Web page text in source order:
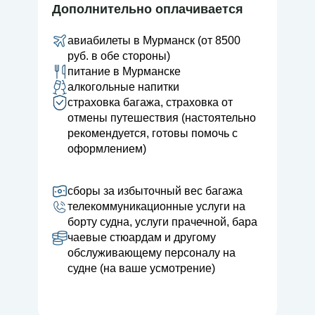
сборы за избыточный вес багажа
телекоммуникационные услуги на
борту судна, услуги прачечной, бара
чаевые стюардам и другому
обслуживающему персоналу на
судне (на ваше усмотрение)
авиабилеты в Мурманск (от 8500
руб. в обе стороны)
питание в Мурманске
алкогольные напитки
страховка багажа, страховка от
отмены путешествия (настоятельно
рекомендуется, готовы помочь с
оформлением)
Дополнительно оплачивается